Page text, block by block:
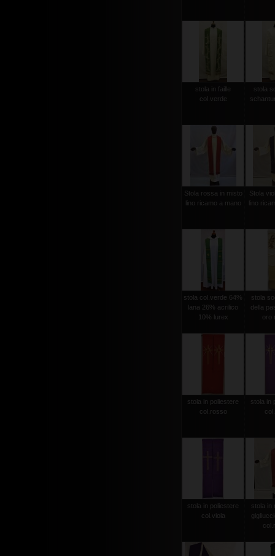
stola in faille
col.verde
stola
Stola rossa in misto
lino ricamo a mano
Stola
lino
stola col.verde 64%
lana 26% acrilico
10% lurex
stola
della
oro
stola in poliestere
col.rosso
stola in
stola in poliestere
col.viola
stola in